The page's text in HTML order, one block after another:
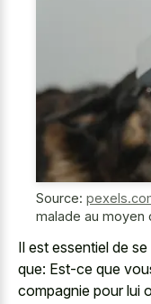
Source:
malade au
Il est essentiel de
que: Est-ce que
compagnie pour lui